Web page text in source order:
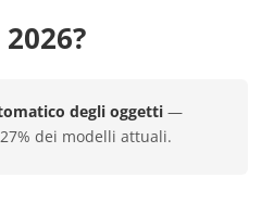
2026?
degli oggetti —
dei modelli attuali.